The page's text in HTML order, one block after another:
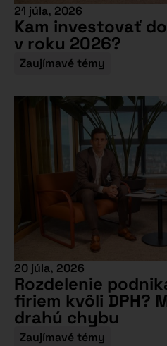
21 júla, 2026
Kam investovať
v roku 2026?
Zaujímavé témy
20 júla, 2026
Rozdelenie
firiem kvôli DPH?
drahú chybu
Zaujímavé témy